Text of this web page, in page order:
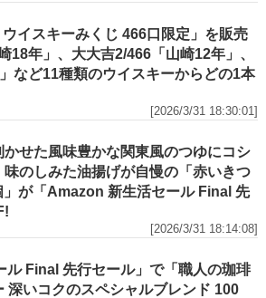
イスキーみくじ 466口限定」を販売
年」、大大吉2/466「山崎12年」、
など11種類のウイスキーからどの1本
[2026/3/31 18:30:01]
せた風味豊かな関東風のつゆにコシ
のしみた油揚げが自慢の「赤いきつ
が「Amazon 新生活セール Final 先
[2026/3/31 18:14:08]
ル Final 先行セール」で「職人の珈琲
深いコクのスペシャルブレンド 100